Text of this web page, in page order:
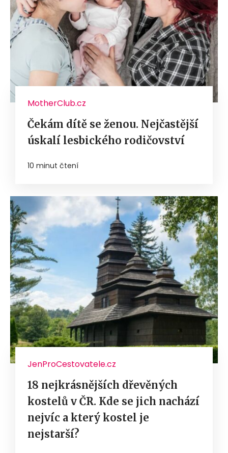
MotherClub.cz
Čekám dítě se ženou. Nejčastější
úskalí lesbického rodičovství
10 minut čtení
JenProCestovatele.cz
18 nejkrásnějších dřevěných
kostelů v ČR. Kde se jich nachází
nejvíc a který kostel je
nejstarší?